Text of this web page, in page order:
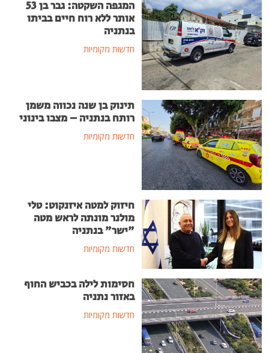
המגפה השקטה: גבר בן 53
אותר ללא רוח חיים בביתו
בנתניה
חדשות מקומיות
תינוק בן שנה נכווה משמן
רותח בנתניה – מצבו בינוני
חדשות מקומיות
חיזוק למטה איזנקוט: טלי
מולנר מונתה לראש מטה
"ישר" בנתניה
חדשות מקומיות
חסימות לילה בכביש החוף
באזור נתניה
חדשות מקומיות